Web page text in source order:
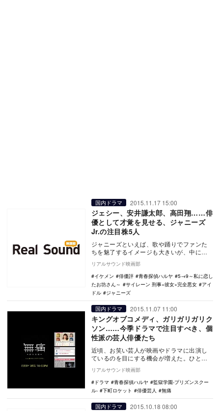
国内ドラマ 2015.11.17 15:00
ジェシー、安井謙太郎、高田翔……俳
優として才覚を見せる、ジャニーズ
Jr.の注目株5人
ジャニーズといえば、歌や踊りでファンた
ちを魅了するイメージも大きいが、中には
俳優業に徹し、演技で高い評価を受けてい
る人材も少なく…
リアルサウンド映画部
イケメン
俳優評 青春探偵ハルヤ
5→9～私に恋し
たお坊さん～
サイレーン 刑事×彼女×完全悪女
アイ
ドル
ジャニーズ
国内ドラマ 2015.11.07 11:00
キングオブコメディ、ガリガリガリク
ソン……今季ドラマで注目すべき、個
性派の芸人俳優たち
近頃、お笑い芸人が映画やドラマに出演し
ているのを目にする機会が増えた。ひと昔
前であれば、明石家さんまやダウンタウン
など、その時代…
リアルサウンド映画部
ドラマ
青春探偵ハルヤ
監獄学園-プリズンスクー
ル-
下町ロケット 俳優芸人 無痛
国内ドラマ 2015.10.18 08:00